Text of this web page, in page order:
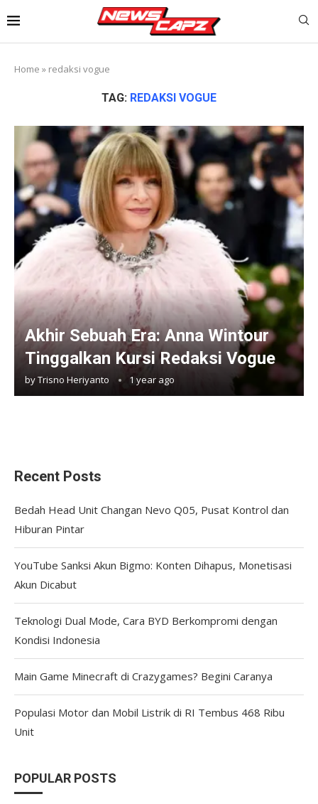
Home » redaksi vogue
TAG: REDAKSI VOGUE
Akhir Sebuah Era: Anna Wintour
Tinggalkan Kursi Redaksi Vogue
byTrisno Heriyanto 1 year ago
Recent Posts
Bedah Head Unit Changan Nevo Q05, Pusat Kontrol dan
Hiburan Pintar
YouTube Sanksi Akun Bigmo: Konten Dihapus, Monetisasi
Akun Dicabut
Teknologi Dual Mode, Cara BYD Berkompromi dengan
Kondisi Indonesia
Main Game Minecraft di Crazygames? Begini Caranya
Populasi Motor dan Mobil Listrik di RI Tembus 468 Ribu
Unit
POPULAR POSTS